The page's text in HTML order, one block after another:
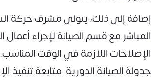
إضافة إلى ذلك، يتولى مشرف حركة
المباشر مع قسم الصيانة لإجراء
الإصلاحات اللازمة في الوقت
جدولة الصيانة الدورية، متابعة تنفيذ